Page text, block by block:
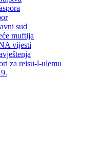
sud
muftija
vijesti
za reisu-l-ulemu